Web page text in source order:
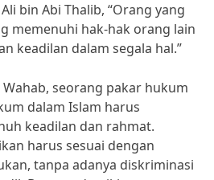
bin Abi Thalib, “Orang yang
memenuhi hak-hak orang lain
keadilan dalam segala hal.”
seorang pakar hukum
dalam Islam harus
keadilan dan rahmat.
harus sesuai dengan
tanpa adanya diskriminasi